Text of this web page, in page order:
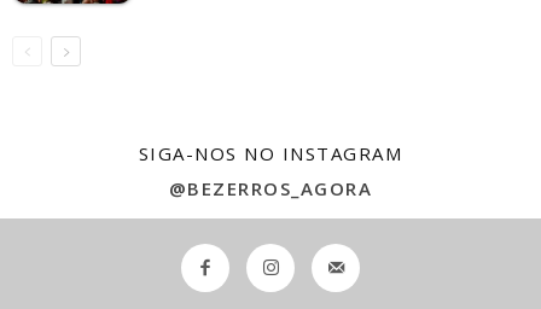
SIGA-NOS NO INSTAGRAM
@BEZERROS_AGORA